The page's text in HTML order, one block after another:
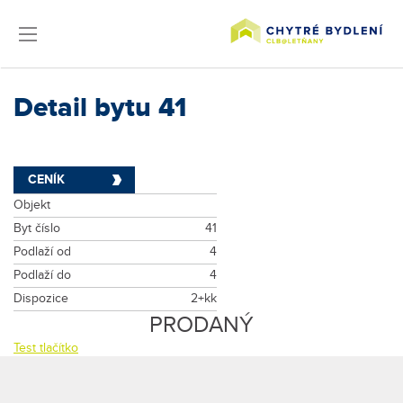
Detail bytu 41
CENÍK
Objekt
Byt číslo
41
Podlaží od
4
Podlaží do
4
Dispozice
2+kk
PRODANÝ
Test tlačítko